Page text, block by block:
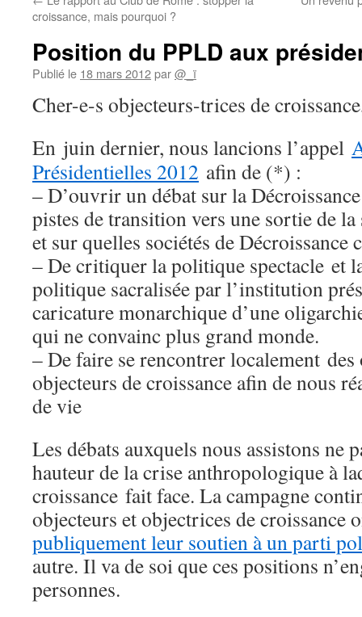
croissance, mais pourquoi ?
Position du PPLD aux
Publié le 18 mars 2012par@_ï
Cher-e-s objecteurs-trices de
En juin dernier, nous lancions l’appel
Présidentielles 2012 afin de (*) :
– D’ouvrir un débat sur la
pistes de transition vers une sortie de la
et sur quelles sociétés de Décroissance
– De critiquer la politique spectacle et
politique sacralisée par l’institution
caricature monarchique d’une
qui ne convainc plus grand monde.
– De faire se rencontrer localement
objecteurs de croissance afin de nous
de vie
Les débats auxquels nous assistons ne
hauteur de la crise anthropologique à
croissance fait face. La campagne
objecteurs et objectrices de croissance
publiquement leur soutien à un parti
autre. Il va de soi que ces positions
personnes.